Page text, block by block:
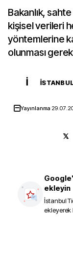
Bakanlık,
kişisel verileri
yöntemlerine
olunması
İ
Yayınlanma
ekleyin
İstanbul
ekleyerek